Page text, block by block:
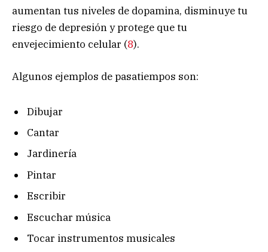
aumentan tus niveles de dopamina, disminuye tu
riesgo de depresión y protege que tu
envejecimiento celular (8).
Algunos ejemplos de pasatiempos son:
Dibujar
Cantar
Jardinería
Pintar
Escribir
Escuchar música
Tocar instrumentos musicales